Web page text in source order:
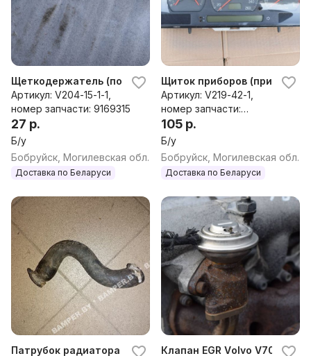
Щеткодержатель (поводок стеклоочистителя, дворник)
Артикул: V204-15-1-1,
номер запчасти: 9169315
27 р.
Б/у
Бобруйск, Могилевская обл.
Доставка по Беларуси
Щиток приборов
Артикул: V219-42-1,
номер запчасти:
9451530,9472519,947272
5
105 р.
Б/у
Бобруйск, Могилевская обл.
Доставка по Беларуси
Патрубок радиатора к Volvo V70 1Клапан EGR Volvo V70, 1998